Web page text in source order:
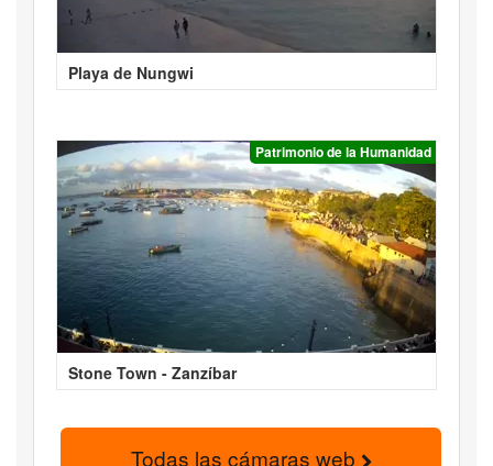
Playa de Nungwi
Patrimonio de la Humanidad
Stone Town - Zanzíbar
Todas las cámaras web